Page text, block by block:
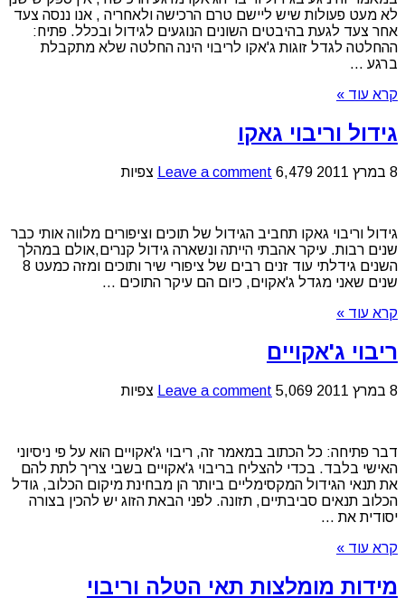
לא מעט פעולות שיש ליישם טרם הרכישה ולאחריה , אנו ננסה צעד
אחר צעד לגעת בהיבטים השונים הנוגעים לגידול ובכלל. פתיח:
ההחלטה לגדל זוגות ג'אקו לריבוי הינה החלטה שלא מתקבלת
ברגע ...
קרא עוד »
גידול וריבוי גאקו
8 במרץ 2011 Leave a comment 6,479 צפיות
גידול וריבוי גאקו תחביב הגידול של תוכים וציפורים מלווה אותי כבר
שנים רבות. עיקר אהבתי הייתה ונשארה גידול קנרים,אולם במהלך
השנים גידלתי עוד זנים רבים של ציפורי שיר ותוכים ומזה כמעט 8
שנים שאני מגדל ג'אקוים, כיום הם עיקר התוכים ...
קרא עוד »
ריבוי ג'אקויים
8 במרץ 2011 Leave a comment 5,069 צפיות
דבר פתיחה: כל הכתוב במאמר זה, ריבוי ג'אקויים הוא על פי ניסיוני
האישי בלבד. בכדי להצליח בריבוי ג'אקויים בשבי צריך לתת להם
את תנאי הגידול המקסימליים ביותר הן מבחינת מיקום הכלוב, גודל
הכלוב תנאים סביבתיים, תזונה. לפני הבאת הזוג יש להכין בצורה
יסודית את ...
קרא עוד »
מידות מומלצות תאי הטלה וריבוי